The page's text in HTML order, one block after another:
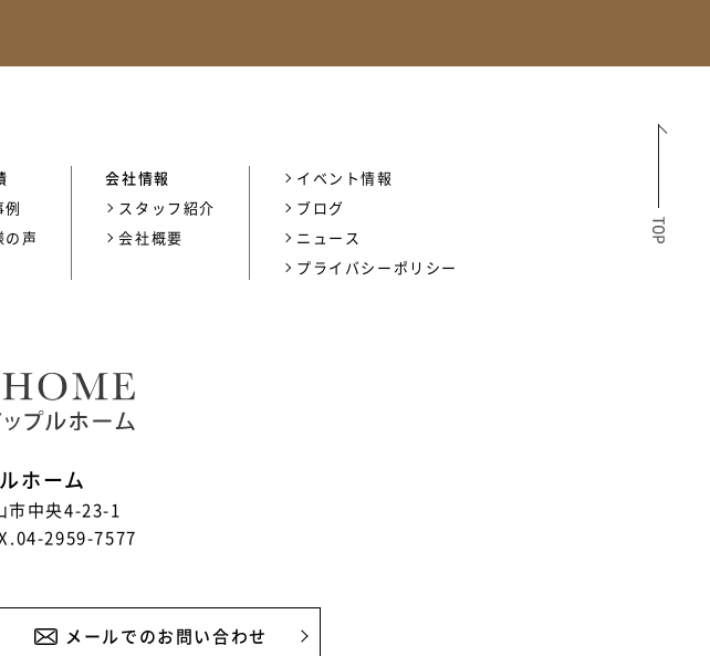
の声
会社情報
スタッフ紹介
会社概要
イベント情報
ブログ
ニュース
プライバシーポリシー
ホーム
市中央4-23-1
2959-7577
メールでのお問い合わせ